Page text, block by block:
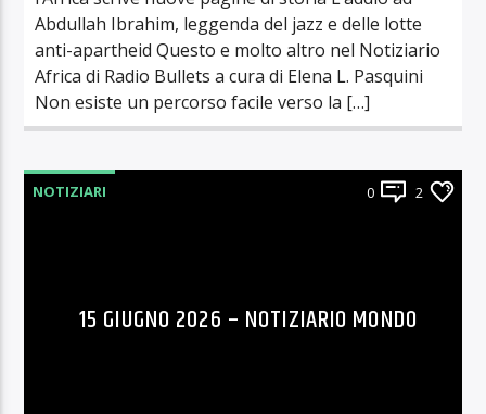
Abdullah Ibrahim, leggenda del jazz e delle lotte
anti-apartheid Questo e molto altro nel Notiziario
Africa di Radio Bullets a cura di Elena L. Pasquini
Non esiste un percorso facile verso la […]
NOTIZIARI 0 2
15 GIUGNO 2026 – NOTIZIARIO MONDO